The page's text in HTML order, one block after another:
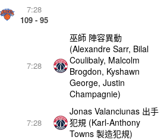
7:28
Jonas Valanciunas 出手
犯規 (Karl-Anthony
Towns 製造犯規)
7:28
巫師 陣容異動
(Alexandre Sarr, Bilal
Coulibaly, Malcolm
Brogdon, Kyshawn
George, Justin
Champagnie)
7:28
109 - 95